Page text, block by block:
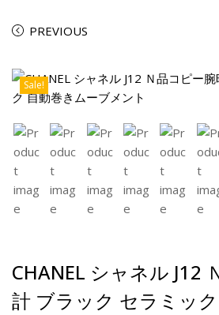
PREVIOUS
Sale!
CHANEL シャネル J12
計 ブラック セラミッ